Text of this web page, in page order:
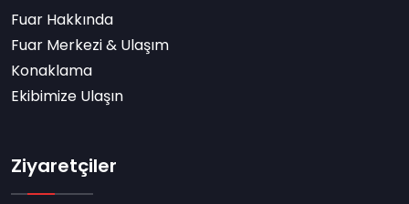
Fuar Hakkında
Fuar Merkezi & Ulaşım
Konaklama
Ekibimize Ulaşın
Ziyaretçiler